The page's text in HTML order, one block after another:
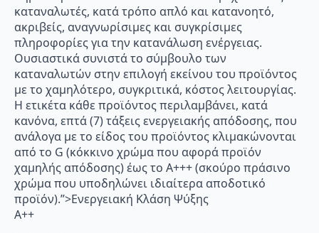
καταναλωτές, κατά τρόπο απλό και κατανοητό,
ακριβείς, αναγνωρίσιμες και συγκρίσιμες
πληροφορίες για την κατανάλωση ενέργειας.
Ουσιαστικά συνιστά το σύμβουλο των
καταναλωτών στην επιλογή εκείνου του προϊόντος
με το χαμηλότερο, συγκριτικά, κόστος λειτουργίας.
Η ετικέτα κάθε προϊόντος περιλαμβάνει, κατά
κανόνα, επτά (7) τάξεις ενεργειακής απόδοσης, που
ανάλογα με το είδος του προϊόντος κλιμακώνονται
από το G (κόκκινο χρώμα που αφορά προϊόν
χαμηλής απόδοσης) έως το Α+++ (σκούρο πράσινο
χρώμα που υποδηλώνει ιδιαίτερα αποδοτικό
προϊόν).”>Ενεργειακή Κλάση Ψύξης
A++